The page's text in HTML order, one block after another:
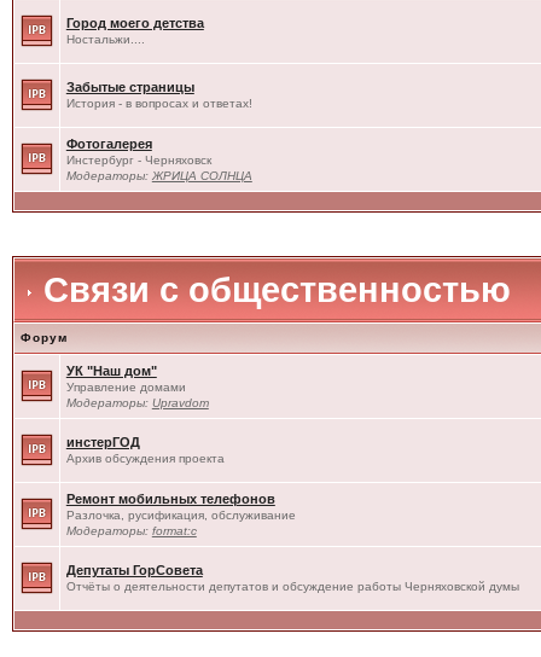
Город моего детства
Ностальжи....
Забытые страницы
История - в вопросах и ответах!
Фотогалерея
Инстербург - Черняховск
Модераторы: ЖРИЦА СОЛНЦА
Связи с общественностью
Форум
УК "Наш дом"
Управление домами
Модераторы: Upravdom
инстерГОД
Архив обсуждения проекта
Ремонт мобильных телефонов
Разлочка, русификация, обслуживание
Модераторы: format:c
Депутаты ГорСовета
Отчёты о деятельности депутатов и обсуждение работы Черняховской думы